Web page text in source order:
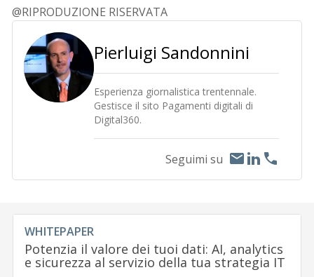
@RIPRODUZIONE RISERVATA
Pierluigi Sandonnini
Esperienza giornalistica trentennale.
Gestisce il sito Pagamenti digitali di
Digital360.
Seguimi su
WHITEPAPER
Potenzia il valore dei tuoi dati: AI, analytics
e sicurezza al servizio della tua strategia IT